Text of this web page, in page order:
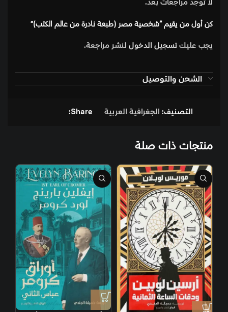
لا توجد مراجعات بعد.
كن أول من يقيم “شخصية مصر (طبعة نادرة من عالم الكتب)”
يجب عليك تسجيل الدخول لنشر مراجعة.
الشحن والتوصيل
التصنيف: الجغرافية العربية Share:
منتجات ذات صلة